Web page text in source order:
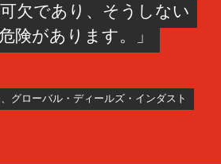
欠であり、そうしない
険があります。」
グローバル・ディールズ・インダスト